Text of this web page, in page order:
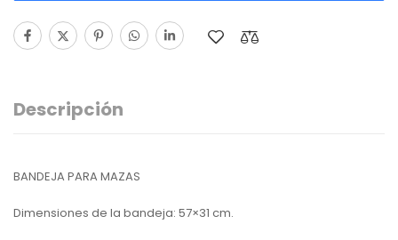
Descripción
BANDEJA PARA MAZAS
Dimensiones de la bandeja: 57×31 cm.